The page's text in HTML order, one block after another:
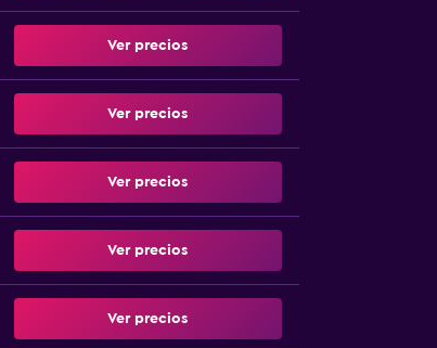
Ver precios
Ver precios
Ver precios
Ver precios
Ver precios